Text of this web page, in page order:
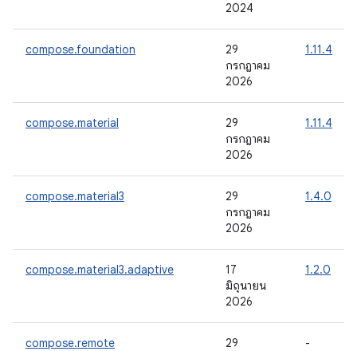
2024
compose.foundation
29
กรกฎาคม
2026
1.11.4
compose.material
29
กรกฎาคม
2026
1.11.4
compose.material3
29
กรกฎาคม
2026
1.4.0
compose.material3.adaptive
17
มิถุนายน
2026
1.2.0
compose.remote
29
-